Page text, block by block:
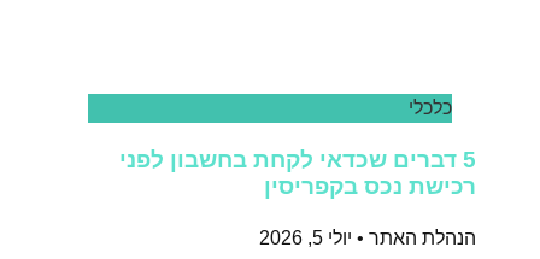
כלכלי
5 דברים שכדאי לקחת בחשבון לפני
רכישת נכס בקפריסין
הנהלת האתר יולי 5, 2026